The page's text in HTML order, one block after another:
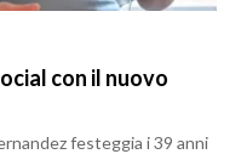
con il nuovo
festeggia i 39 anni